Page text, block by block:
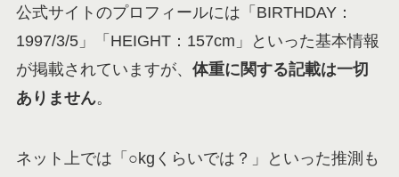
公式サイトのプロフィールには「BIRTHDAY：
1997/3/5」「HEIGHT：157cm」といった基本情報
が掲載されていますが、 体重に関する記載は一切
ありません。
ネット上では「○kgくらいでは？」といった推測も